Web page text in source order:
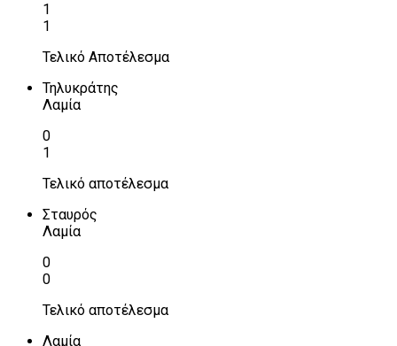
1
1
Τελικό Αποτέλεσμα
Τηλυκράτης
Λαμία
0
1
Τελικό αποτέλεσμα
Σταυρός
Λαμία
0
0
Τελικό αποτέλεσμα
Λαμία